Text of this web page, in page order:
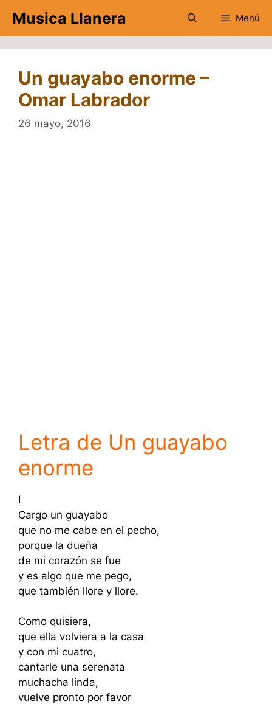
contenido
Musica Llanera Menú
Un guayabo enorme –
Omar Labrador
26 mayo, 2016
Letra de Un guayabo
enorme
I
Cargo un guayabo
que no me cabe en el pecho,
porque la dueña
de mi corazón se fue
y es algo que me pego,
que también llore y llore.
Como quisiera,
que ella volviera a la casa
y con mi cuatro,
cantarle una serenata
muchacha linda,
vuelve pronto por favor